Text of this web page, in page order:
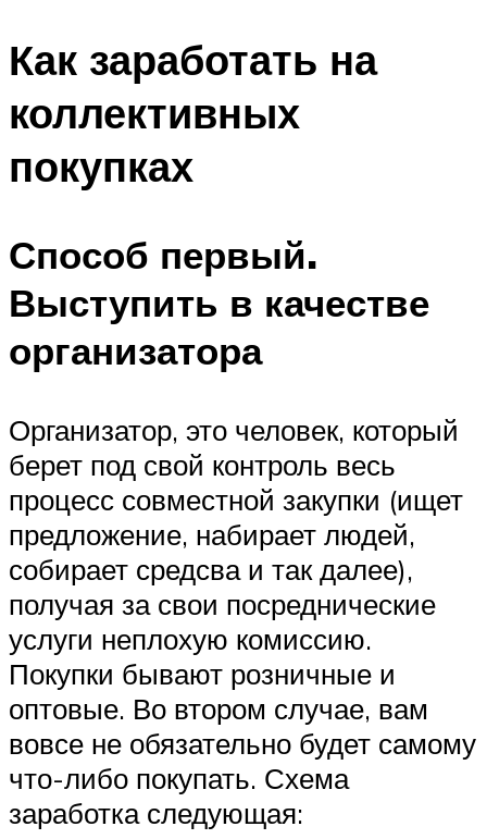
Как заработать на
коллективных
покупках
Способ первый.
Выступить в качестве
организатора
Организатор, это человек, который
берет под свой контроль весь
процесс совместной закупки (ищет
предложение, набирает людей,
собирает средсва и так далее),
получая за свои посреднические
услуги неплохую комиссию.
Покупки бывают розничные и
оптовые. Во втором случае, вам
вовсе не обязательно будет самому
что-либо покупать. Схема
заработка следующая: